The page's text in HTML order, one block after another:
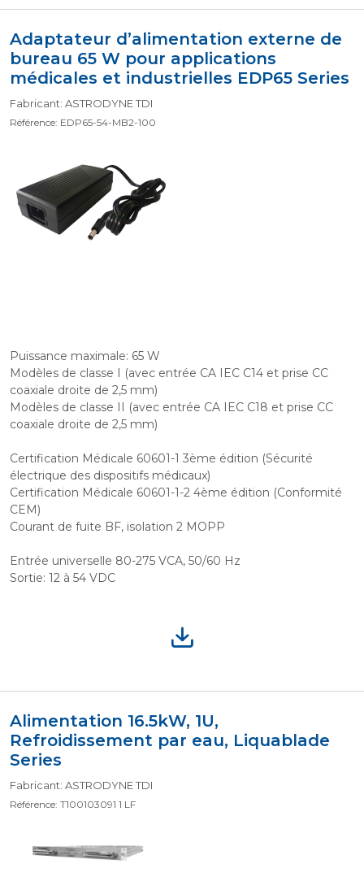
Adaptateur d’alimentation externe de
bureau 65 W pour applications
médicales et industrielles EDP65 Series
Fabricant: ASTRODYNE TDI
Référence: EDP65-54-MB2-100
Puissance maximale: 65 W
Modèles de classe I (avec entrée CA IEC C14 et prise CC
coaxiale droite de 2,5 mm)
Modèles de classe II (avec entrée CA IEC C18 et prise CC
coaxiale droite de 2,5 mm)
Certification Médicale 60601-1 3ème édition (Sécurité
électrique des dispositifs médicaux)
Certification Médicale 60601-1-2 4ème édition (Conformité
CEM)
Courant de fuite BF, isolation 2 MOPP
Entrée universelle 80-275 VCA, 50/60 Hz
Sortie: 12 à 54 VDC
Alimentation 16.5kW, 1U,
Refroidissement par eau, Liquablade
Series
Fabricant: ASTRODYNE TDI
Référence: T100103091 1 LF